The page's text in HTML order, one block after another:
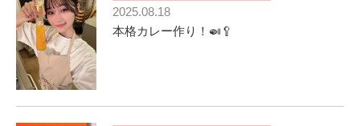
2025.08.18
本格カレー作り！🍛🥄